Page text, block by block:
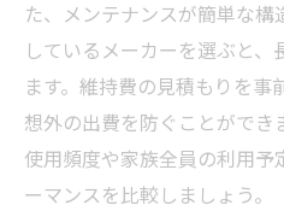
た、メンテナンスが簡単な
しているメーカーを選ぶと
ます。維持費の見積もりを事
想外の出費を防ぐことができ
使用頻度や家族全員の利用
ーマンスを比較しましょう。